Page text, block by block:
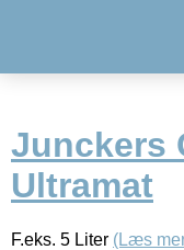
Junckers
Ultramat
F.eks. 5 Liter (Læs